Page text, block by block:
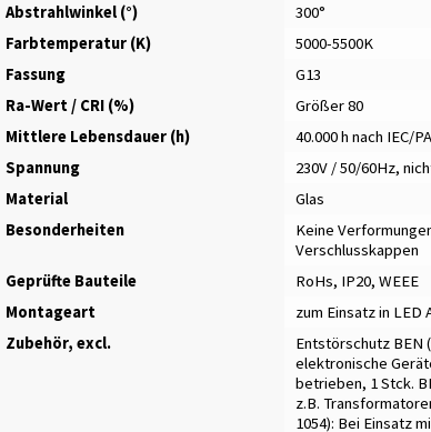
Abstrahlwinkel (°)
300°
Farbtemperatur (K)
5000-5500K
Fassung
G13
Ra-Wert / CRI (%)
Größer 80
Mittlere Lebensdauer (h)
40.000 h nach IEC/
Spannung
230V / 50/60Hz,
Material
Glas
Besonderheiten
Keine
Verschlusskappen
Geprüfte Bauteile
RoHs, IP20, WEEE
Montageart
zum Einsatz in LED
Zubehör, excl.
Entstörschutz BEN
elektronische
betrieben, 1 Stck.
z.B.
1054): Bei Einsatz